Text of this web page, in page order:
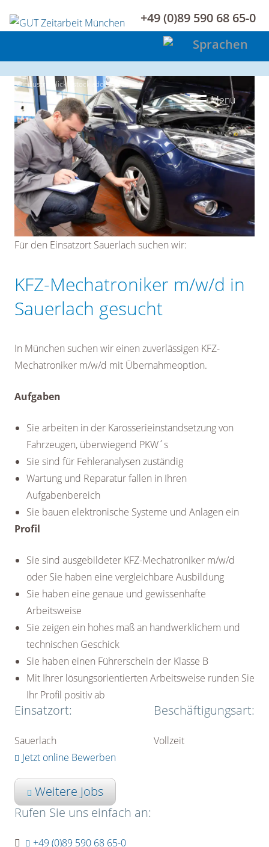
+49 (0)89 590 68 65-0
Menü
©industrieblick - stock.adobe.com
Für den Einsatzort Sauerlach suchen wir:
KFZ-Mechatroniker m/w/d in
Sauerlach gesucht
In München suchen wir einen zuverlässigen KFZ-
Mechatroniker m/w/d mit Übernahmeoption.
Aufgaben
Sie arbeiten in der Karosserieinstandsetzung von
Fahrzeugen, überwiegend PKW´s
Sie sind für Fehleranalysen zuständig
Wartung und Reparatur fallen in Ihren
Aufgabenbereich
Sie bauen elektronische Systeme und Anlagen ein
Profil
Sie sind ausgebildeter KFZ-Mechatroniker m/w/d
oder Sie haben eine vergleichbare Ausbildung
Sie haben eine genaue und gewissenhafte
Arbeitsweise
Sie zeigen ein hohes maß an handwerklichem und
technischen Geschick
Sie haben einen Führerschein der Klasse B
Mit Ihrer lösungsorientierten Arbeitsweise runden Sie
Ihr Profil positiv ab
Einsatzort:
Sauerlach
Beschäftigungsart:
Vollzeit
Jetzt online Bewerben
Weitere Jobs
Rufen Sie uns einfach an:
+49 (0)89 590 68 65-0